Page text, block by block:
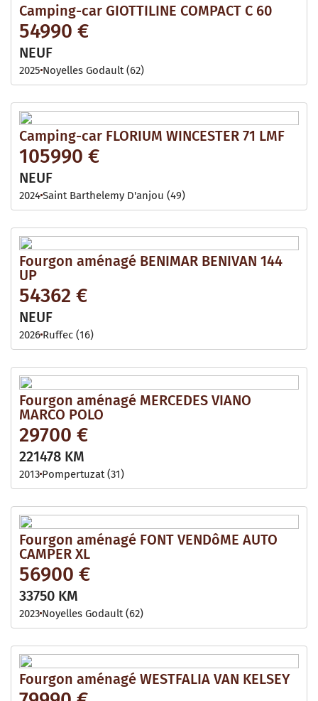
Camping-car GIOTTILINE COMPACT C 60
54990 €
NEUF
2025 Noyelles Godault (62)
Camping-car FLORIUM WINCESTER 71 LMF
105990 €
NEUF
2024Saint Barthelemy D'anjou (49)
Fourgon aménagé BENIMAR BENIVAN 144
UP
54362 €
NEUF
2026 Ruffec (16)
Fourgon aménagé MERCEDES VIANO
MARCO POLO
29700 €
221478 KM
2013 Pompertuzat (31)
Fourgon aménagé FONT VENDôME AUTO
CAMPER XL
56900 €
33750 KM
2023 Noyelles Godault (62)
Fourgon aménagé WESTFALIA VAN KELSEY